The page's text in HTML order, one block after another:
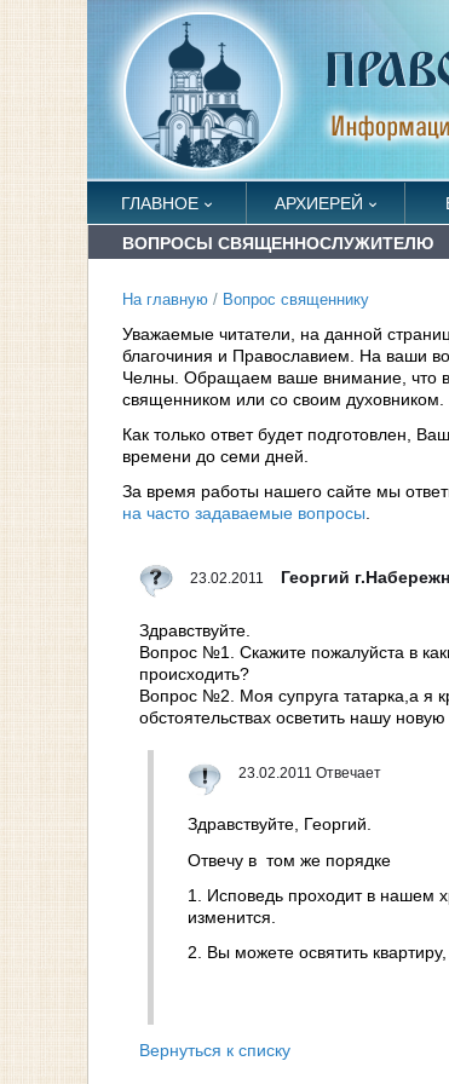
ГЛАВНОЕ АРХИЕРЕЙ
ВОПРОСЫ СВЯЩЕННОСЛУЖИТЕЛЮ
На главную / Вопрос священнику
Уважаемые читатели, на данной
благочиния и Православием. На ваши
Челны. Обращаем ваше внимание, что
священником или со своим духовником.
Как только ответ будет подготовлен,
времени до семи дней.
За время работы нашего сайте мы
на часто задаваемые вопросы.
23.02.2011 Георгий
Здравствуйте.
Вопрос №1. Скажите пожалуйста в
происходить?
Вопрос №2. Моя супруга татарка,а я
обстоятельствах осветить нашу новую
23.02.2011 Отвечает
Здравствуйте, Георгий.
Отвечу в том же порядке
1. Исповедь проходит в нашем
изменится.
2. Вы можете освятить
Вернуться к списку